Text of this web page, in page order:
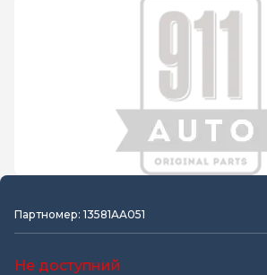
Партномер: 13581AA051
Не доступний